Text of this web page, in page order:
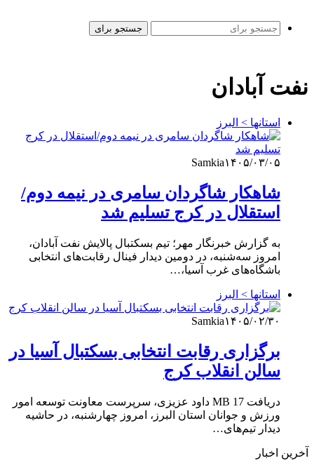
جستجو برای
نفت آبادان
استانها > البرز
Samkia۱۴۰۵/۰۳/۰۵
شاهکار شاگردان سامری در نیمه دوم/
استقلال در کرج تسلیم شد
به گزارش خبرنگار مهر؛ تیم بسکتبال پالایش نفت آبادان،
امروز سه‌شنبه، در دومین دیدار فینال رقابت‌های انتخابی
باشگاه‌های غرب آسیا،…
استانها > البرز
Samkia۱۴۰۵/۰۲/۳۰
برگزاری رقابت انتخابی بسکتبال آسیا در
سالن انقلاب کرج
دریافت 17 MB داود عزیزی، سرپرست معاونت توسعه امور
ورزش و جوانان استان البرز، امروز چهارشنبه، در حاشیه
دیدار تیم‌های…
آخرین اخبار